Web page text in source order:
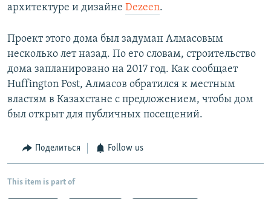
архитектуре и дизайне Dezeen.
Проект этого дома был задуман Алмасовым
несколько лет назад. По его словам, строительство
дома запланировано на 2017 год. Как сообщает
Huffington Post, Алмасов обратился к местным
властям в Казахстане с предложением, чтобы дом
был открыт для публичных посещений.
Поделиться Follow us
This item is part of